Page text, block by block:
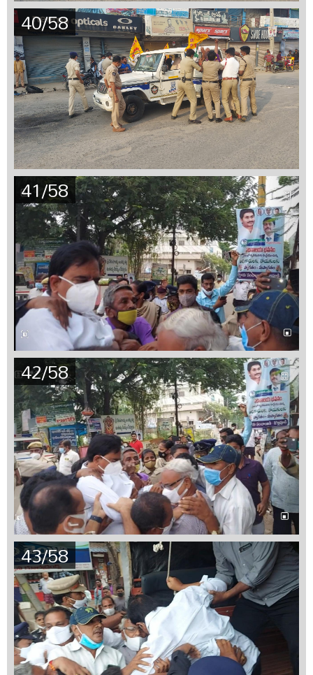
40/58
41/58
42/58
43/58